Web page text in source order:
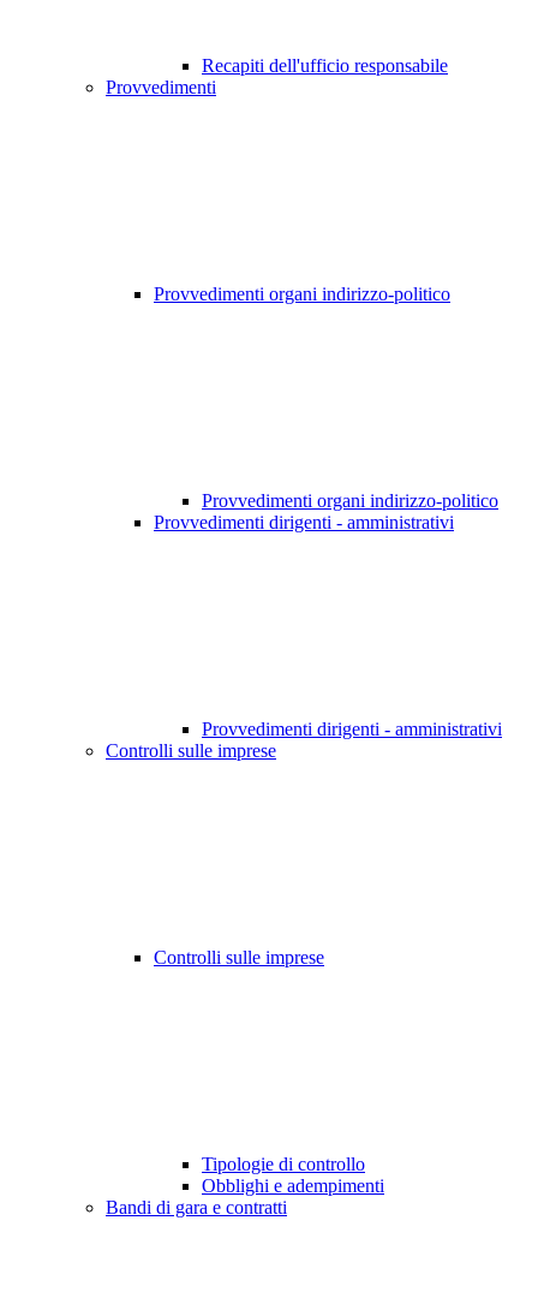
Recapiti dell'ufficio responsabile
Provvedimenti
Provvedimenti organi indirizzo-politico
Provvedimenti organi indirizzo-politico
Provvedimenti dirigenti - amministrativi
Provvedimenti dirigenti - amministrativi
Controlli sulle imprese
Controlli sulle imprese
Tipologie di controllo
Obblighi e adempimenti
Bandi di gara e contratti